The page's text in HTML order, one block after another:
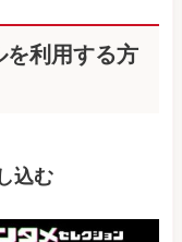
を利用する方
込む